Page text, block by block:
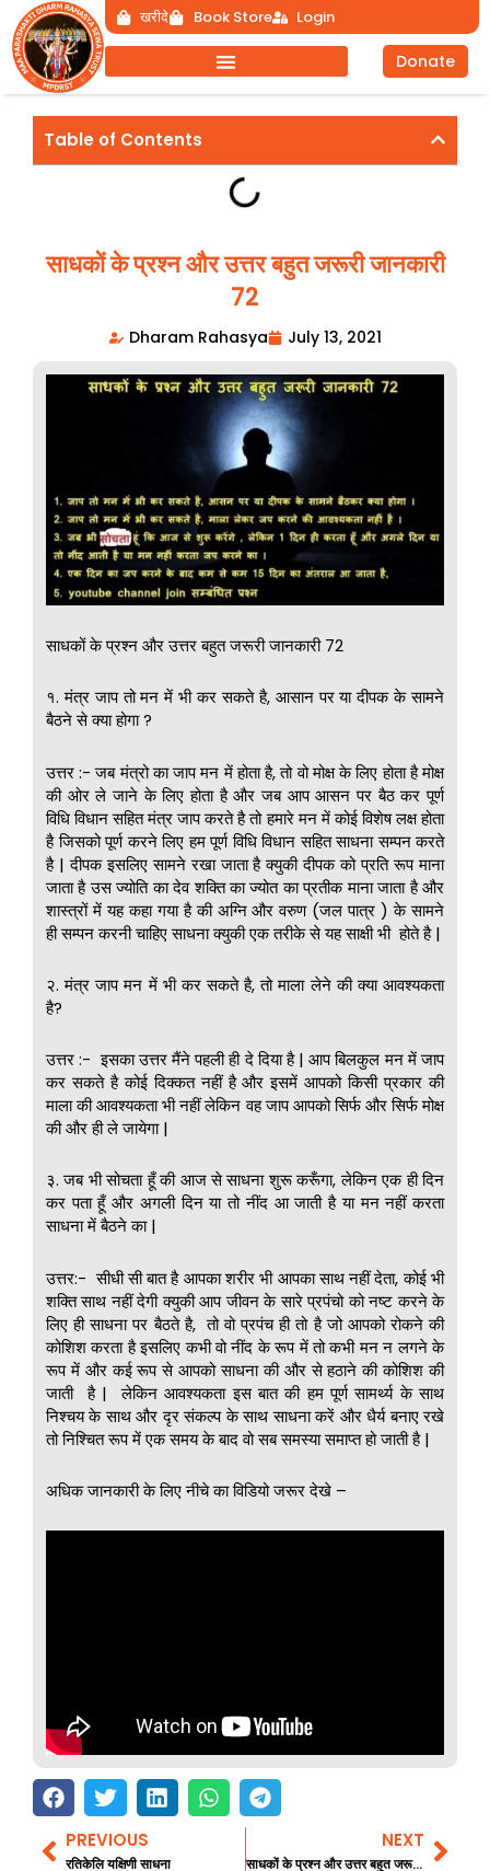
Skip
to
content
खरीदे Book Store Login
Donate
Table of Contents
साधकों के प्रश्न और उत्तर बहुत जरूरी जानकारी
72
Dharam Rahasya July 13, 2021
साधकों के प्रश्न और उत्तर बहुत जरूरी जानकारी 72
१. मंत्र जाप तो मन में भी कर सकते है, आसान पर या दीपक के सामने
बैठने से क्या होगा ?
उत्तर :- जब मंत्रो का जाप मन में होता है, तो वो मोक्ष के लिए होता है मोक्ष
की ओर ले जाने के लिए होता है और जब आप आसन पर बैठ कर पूर्ण
विधि विधान सहित मंत्र जाप करते है तो हमारे मन में कोई विशेष लक्ष होता
है जिसको पूर्ण करने लिए हम पूर्ण विधि विधान सहित साधना सम्पन करते
है | दीपक इसलिए सामने रखा जाता है क्युकी दीपक को प्रति रूप माना
जाता है उस ज्योति का देव शक्ति का ज्योत का प्रतीक माना जाता है और
शास्त्रों में यह कहा गया है की अग्नि और वरुण (जल पात्र ) के सामने
ही सम्पन करनी चाहिए साधना क्युकी एक तरीके से यह साक्षी भी होते है |
२. मंत्र जाप मन में भी कर सकते है, तो माला लेने की क्या आवश्यकता
है?
उत्तर :- इसका उत्तर मैंने पहली ही दे दिया है | आप बिलकुल मन में जाप
कर सकते है कोई दिक्कत नहीं है और इसमें आपको किसी प्रकार की
माला की आवश्यकता भी नहीं लेकिन वह जाप आपको सिर्फ और सिर्फ मोक्ष
की और ही ले जायेगा |
३. जब भी सोचता हूँ की आज से साधना शुरू करूँगा, लेकिन एक ही दिन
कर पता हूँ और अगली दिन या तो नींद आ जाती है या मन नहीं करता
साधना में बैठने का |
उत्तर:- सीधी सी बात है आपका शरीर भी आपका साथ नहीं देता, कोई भी
शक्ति साथ नहीं देगी क्युकी आप जीवन के सारे प्रपंचो को नष्ट करने के
लिए ही साधना पर बैठते है, तो वो प्रपंच ही तो है जो आपको रोकने की
कोशिश करता है इसलिए कभी वो नींद के रूप में तो कभी मन न लगने के
रूप में और कई रूप से आपको साधना की और से हठाने की कोशिश की
जाती है | लेकिन आवश्यकता इस बात की हम पूर्ण सामर्थ्य के साथ
निश्चय के साथ और दृर संकल्प के साथ साधना करें और धैर्य बनाए रखे
तो निश्चित रूप में एक समय के बाद वो सब समस्या समाप्त हो जाती है |
अधिक जानकारी के लिए नीचे का विडियो जरूर देखे –
Prev
PREVIOUS
रतिकेलि यक्षिणी साधना
NEXT
साधकों के प्रश्न और उत्तर बहुत जरूरी जानकारी 74